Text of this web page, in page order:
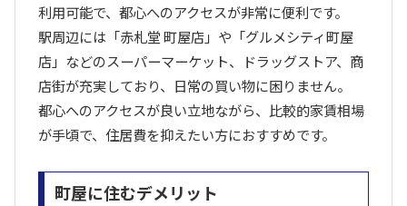
利用可能で、都心へのアクセスが非常に便利です。
駅周辺には「赤札堂 町屋店」や「グルメシティ町屋
店」などのスーパーマーケット、ドラッグストア、商
店街が充実しており、日常の買い物に困りません。
都心へのアクセスが良い立地ながら、比較的家賃相場
が手頃で、住居費を抑えたい方におすすめです。
町屋に住むデメリット